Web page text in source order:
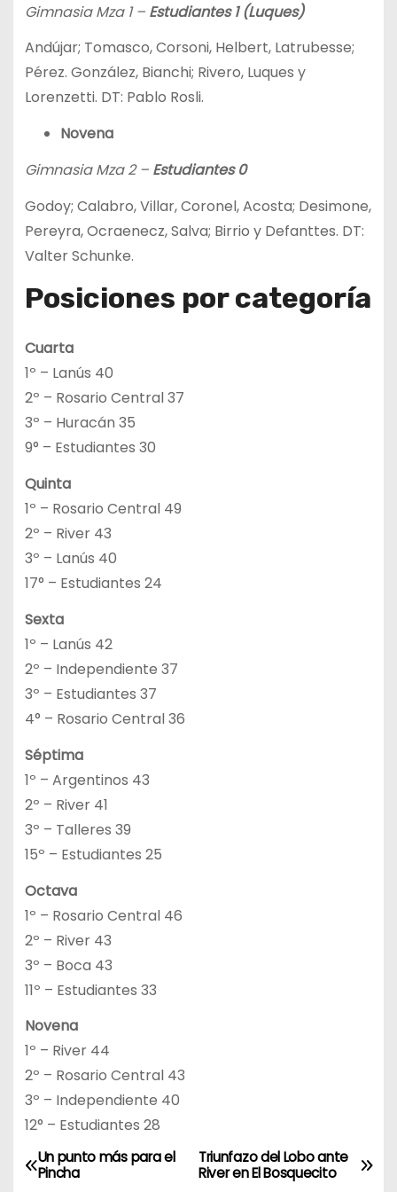
Gimnasia Mza 1 – Estudiantes 1 (Luques)
Andújar; Tomasco, Corsoni, Helbert, Latrubesse;
Pérez. González, Bianchi; Rivero, Luques y
Lorenzetti. DT: Pablo Rosli.
Novena
Gimnasia Mza 2 – Estudiantes 0
Godoy; Calabro, Villar, Coronel, Acosta; Desimone,
Pereyra, Ocraenecz, Salva; Birrio y Defanttes. DT:
Valter Schunke.
Posiciones por categoría
Cuarta
1º – Lanús 40
2º – Rosario Central 37
3º – Huracán 35
9° – Estudiantes 30
Quinta
1º – Rosario Central 49
2º – River 43
3º – Lanús 40
17° – Estudiantes 24
Sexta
1º – Lanús 42
2º – Independiente 37
3º – Estudiantes 37
4° – Rosario Central 36
Séptima
1º – Argentinos 43
2º – River 41
3º – Talleres 39
15º – Estudiantes 25
Octava
1º – Rosario Central 46
2º – River 43
3º – Boca 43
11º – Estudiantes 33
Novena
1º – River 44
2º – Rosario Central 43
3º – Independiente 40
12° – Estudiantes 28
N
Triunfazo del Lobo ante
River en El Bosquecito
Un punto más para el
Pincha